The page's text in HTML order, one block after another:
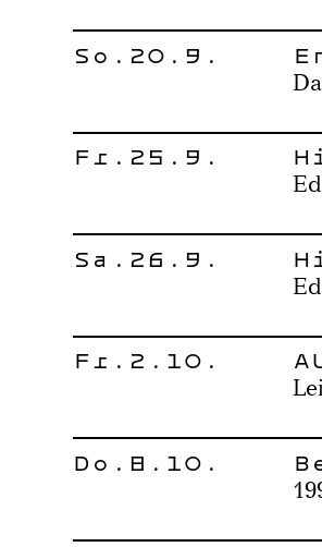
So.20.9.
Fr.25.9.
Sa.26.9.
Fr.2.10.
Do.8.10.